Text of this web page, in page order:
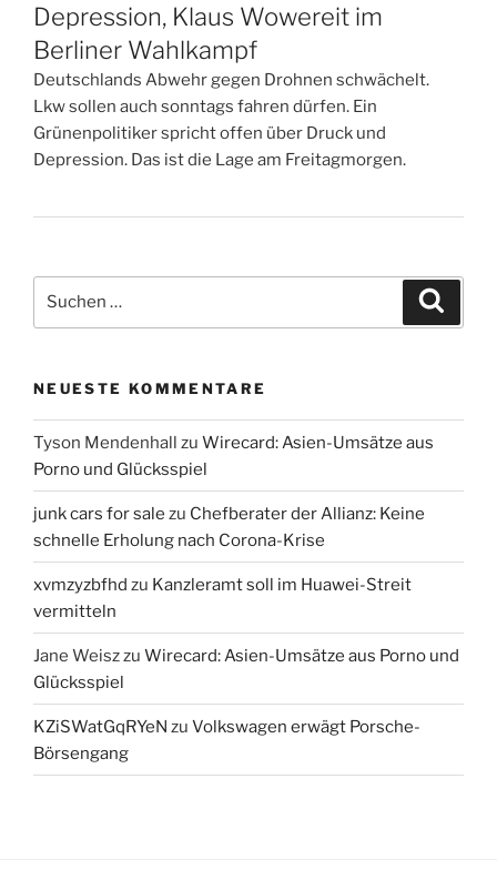
Depression, Klaus Wowereit im
Berliner Wahlkampf
Deutschlands Abwehr gegen Drohnen schwächelt.
Lkw sollen auch sonntags fahren dürfen. Ein
Grünenpolitiker spricht offen über Druck und
Depression. Das ist die Lage am Freitagmorgen.
nach:
NEUESTE KOMMENTARE
Tyson Mendenhall zu Wirecard: Asien-Umsätze aus
Porno und Glücksspiel
junk cars for sale zu Chefberater der Allianz: Keine
schnelle Erholung nach Corona-Krise
xvmzyzbfhd zu Kanzleramt soll im Huawei-Streit
vermitteln
Jane Weiszzu Wirecard: Asien-Umsätze aus Porno und
Glücksspiel
KZiSWatGqRYeN zu Volkswagen erwägt Porsche-
Börsengang